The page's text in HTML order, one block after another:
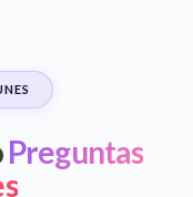
Preguntas